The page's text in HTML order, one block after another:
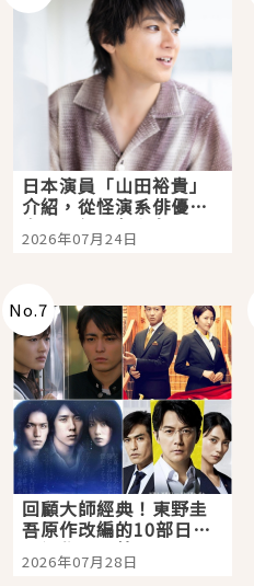
日本演員「山田裕貴」
介紹，從怪演系俳優走
向國民級日劇主角
2026年07月24日
No.7
回顧大師經典！東野圭
吾原作改編的10部日本
影視作品推薦
2026年07月28日